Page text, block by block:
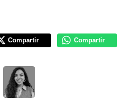
Compartir Compartir